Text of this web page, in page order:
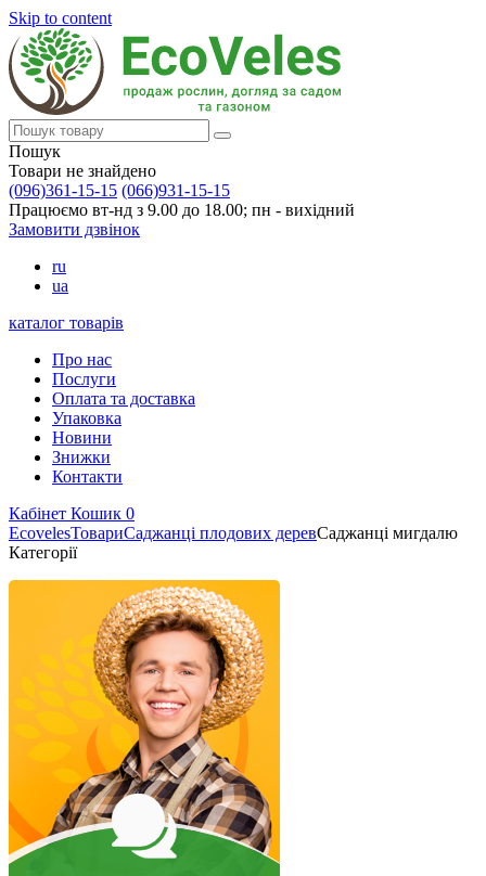
Skip to content
Пошук
Товари не знайдено
(096)361-15-15 (066)931-15-15
Працюємо вт-нд з 9.00 до 18.00; пн - вихідний
Замовити дзвінок
ru
ua
каталог товарів
Про нас
Послуги
Оплата та доставка
Упаковка
Новини
Знижки
Контакти
Кабінет Кошик 0
EcovelesТовариСаджанці плодових деревСаджанці мигдалю
Категорії